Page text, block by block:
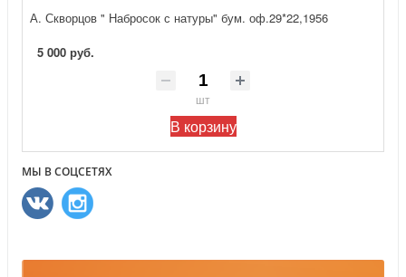
А. Скворцов " Набросок с натуры" бум. оф.29*22,1956
5 000 руб.
шт
В корзину
МЫ В СОЦСЕТЯХ